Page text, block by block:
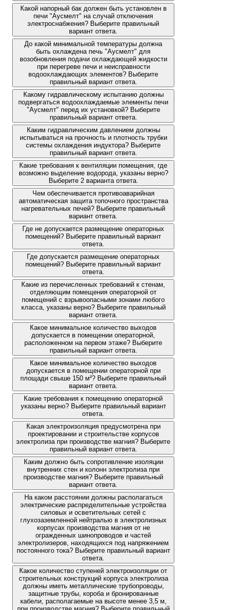
Какой напорный бак должен быть установлен в
печи "Аусмелт" на случай отключения
электроснабжения? Выберите правильный
вариант ответа.
До какой минимальной температуры должна
быть охлаждена печь "Аусмелт" для
возобновления подачи охлаждающей жидкости
при перегреве печи и неисправности
водоохлаждающих элементов? Выберите
правильный вариант ответа.
Какому гидравлическому испытанию должны
подвергаться водоохлаждаемые элементы печи
"Аусмелт" перед их установкой? Выберите
правильный вариант ответа.
Каким гидравлическим давлением должны
испытываться на прочность и плотность трубки
системы охлаждения индуктора? Выберите
правильный вариант ответа.
Какие требования к вентиляции помещения, где
возможно выделение водорода, указаны верно?
Выберите 2 варианта ответа.
Чем обеспечивается противоаварийная
автоматическая защита топочного пространства
нагревательных печей? Выберите правильный
вариант ответа.
Где не допускается размещение операторных
помещений? Выберите правильный вариант
ответа.
Где допускается размещение операторных
помещений? Выберите правильный вариант
ответа.
Какие из перечисленных требований к стенам,
отделяющим помещения операторной от
помещений с взрывоопасными зонами любого
класса, указаны верно? Выберите правильный
вариант ответа.
Какое минимальное количество выходов
допускается в помещении операторной,
расположенном на первом этаже? Выберите
правильный вариант ответа.
Какое минимальное количество выходов
допускается в помещении операторной при
площади свыше 150 м²? Выберите правильный
вариант ответа.
Какие требования к помещению операторной
указаны верно? Выберите правильный вариант
ответа.
Какая электроизоляция предусмотрена при
проектировании и строительстве корпусов
электролиза при производстве магния? Выберите
правильный вариант ответа.
Каким должно быть сопротивление изоляции
внутренних стен и колонн электролиза при
производстве магния? Выберите правильный
вариант ответа.
На каком расстоянии должны располагаться
электрические распределительные устройства
силовых и осветительных сетей с
глухозаземленной нейтралью в электролизных
корпусах производства магния от не
огражденных шинопроводов и частей
электролизеров, находящихся под напряжением
постоянного тока? Выберите правильный вариант
ответа.
Какое количество ступеней электроизоляции от
строительных конструкций корпуса электролиза
должны иметь металлические трубопроводы,
защитные трубы, короба и бронированные
кабели, располагаемые на высоте менее 3,5 м,